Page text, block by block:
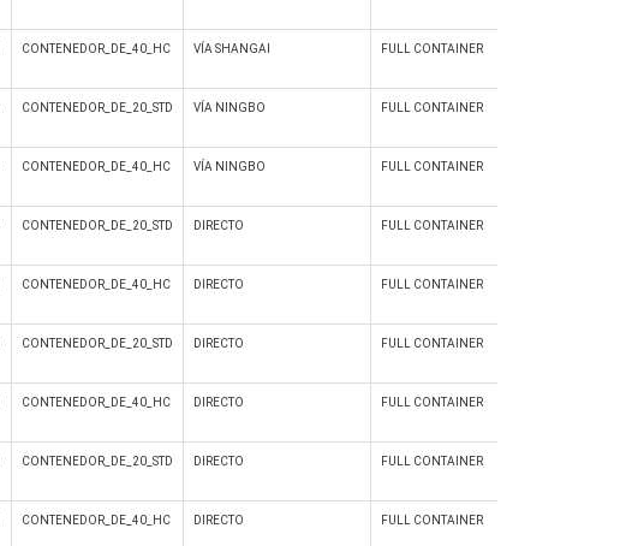
CONTENEDOR_DE_40_HC VÍA SHANGAI FULL CONTAINER
CONTENEDOR_DE_20_STD VÍA NINGBO FULL CONTAINER
CONTENEDOR_DE_40_HC VÍA NINGBO FULL CONTAINER
CONTENEDOR_DE_20_STD DIRECTO FULL CONTAINER
CONTENEDOR_DE_40_HC DIRECTO FULL CONTAINER
CONTENEDOR_DE_20_STD DIRECTO FULL CONTAINER
CONTENEDOR_DE_40_HC DIRECTO FULL CONTAINER
CONTENEDOR_DE_20_STD DIRECTO FULL CONTAINER
CONTENEDOR_DE_40_HC DIRECTO FULL CONTAINER